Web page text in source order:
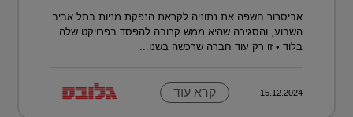
אביסרור חשפה את נתוניה לקראת הנפקת מניות בתל אביב
השבוע, והסגירה שהיא ממש קרובה להפסד בפרויקט שלה
בלוד • זו רק עוד חברה שרכשה בשנו...
15.12.2024 קרא עוד